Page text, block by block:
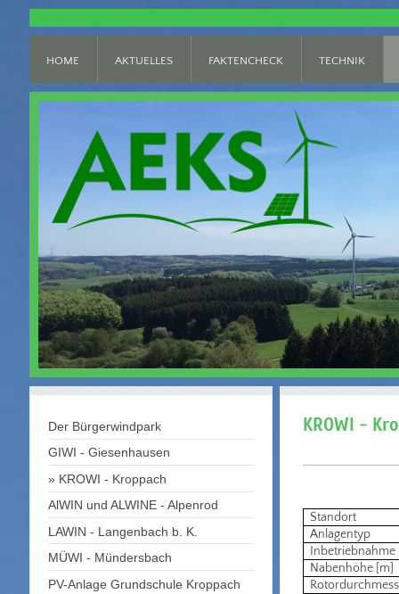
HOME AKTUELLES FAKTENCHECK TECHNIK
KROWI -
Standort
Anlagentyp
Inbetriebnahme
Nabenhöhe [m]
Der Bürgerwindpark
GIWI - Giesenhausen
KROWI - Kroppach
AlWIN und ALWINE - Alpenrod
LAWIN - Langenbach b. K.
MÜWI - Mündersbach
PV-Anlage Grundschule Kroppach